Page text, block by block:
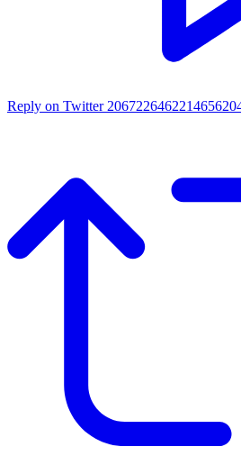
Reply on Twitter